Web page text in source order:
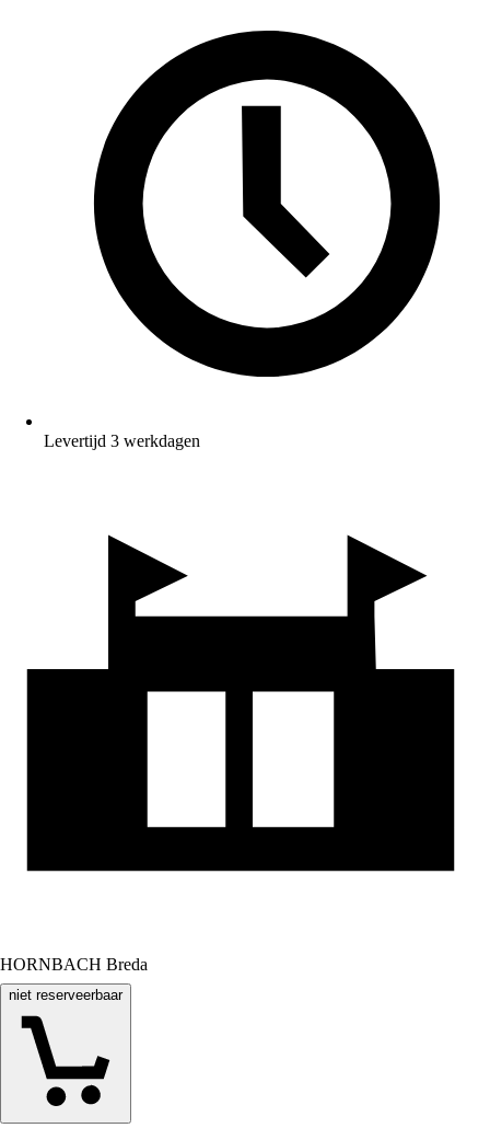
Levertijd 3 werkdagen
HORNBACH Breda
niet reserveerbaar